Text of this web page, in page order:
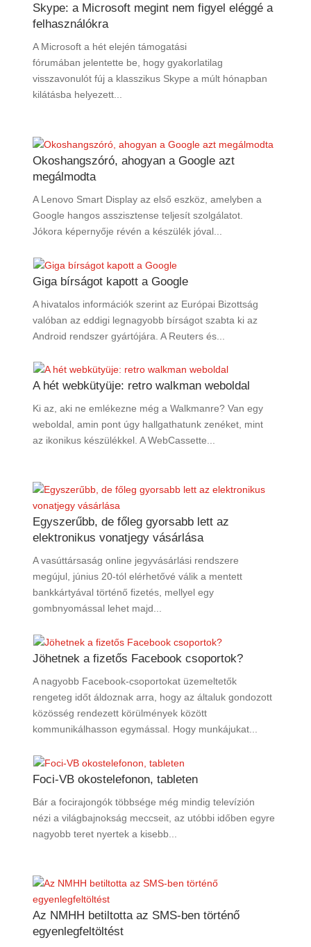
Skype: a Microsoft megint nem figyel eléggé a
felhasználókra
A Microsoft a hét elején támogatási
fórumában jelentette be, hogy gyakorlatilag
visszavonulót fúj a klasszikus Skype a múlt hónapban
kilátásba helyezett...
Okoshangszóró, ahogyan a Google azt
megálmodta
A Lenovo Smart Display az első eszköz, amelyben a
Google hangos asszisztense teljesít szolgálatot.
Jókora képernyője révén a készülék jóval...
Giga bírságot kapott a Google
A hivatalos információk szerint az Európai Bizottság
valóban az eddigi legnagyobb bírságot szabta ki az
Android rendszer gyártójára. A Reuters és...
A hét webkütyüje: retro walkman weboldal
Ki az, aki ne emlékezne még a Walkmanre? Van egy
weboldal, amin pont úgy hallgathatunk zenéket, mint
az ikonikus készülékkel. A WebCassette...
Egyszerűbb, de főleg gyorsabb lett az
elektronikus vonatjegy vásárlása
A vasúttársaság online jegyvásárlási rendszere
megújul, június 20-tól elérhetővé válik a mentett
bankkártyával történő fizetés, mellyel egy
gombnyomással lehet majd...
Jöhetnek a fizetős Facebook csoportok?
A nagyobb Facebook-csoportokat üzemeltetők
rengeteg időt áldoznak arra, hogy az általuk gondozott
közösség rendezett körülmények között
kommunikálhasson egymással. Hogy munkájukat...
Foci-VB okostelefonon, tableten
Bár a focirajongók többsége még mindig televízión
nézi a világbajnokság meccseit, az utóbbi időben egyre
nagyobb teret nyertek a kisebb...
Az NMHH betiltotta az SMS-ben történő
egyenlegfeltöltést